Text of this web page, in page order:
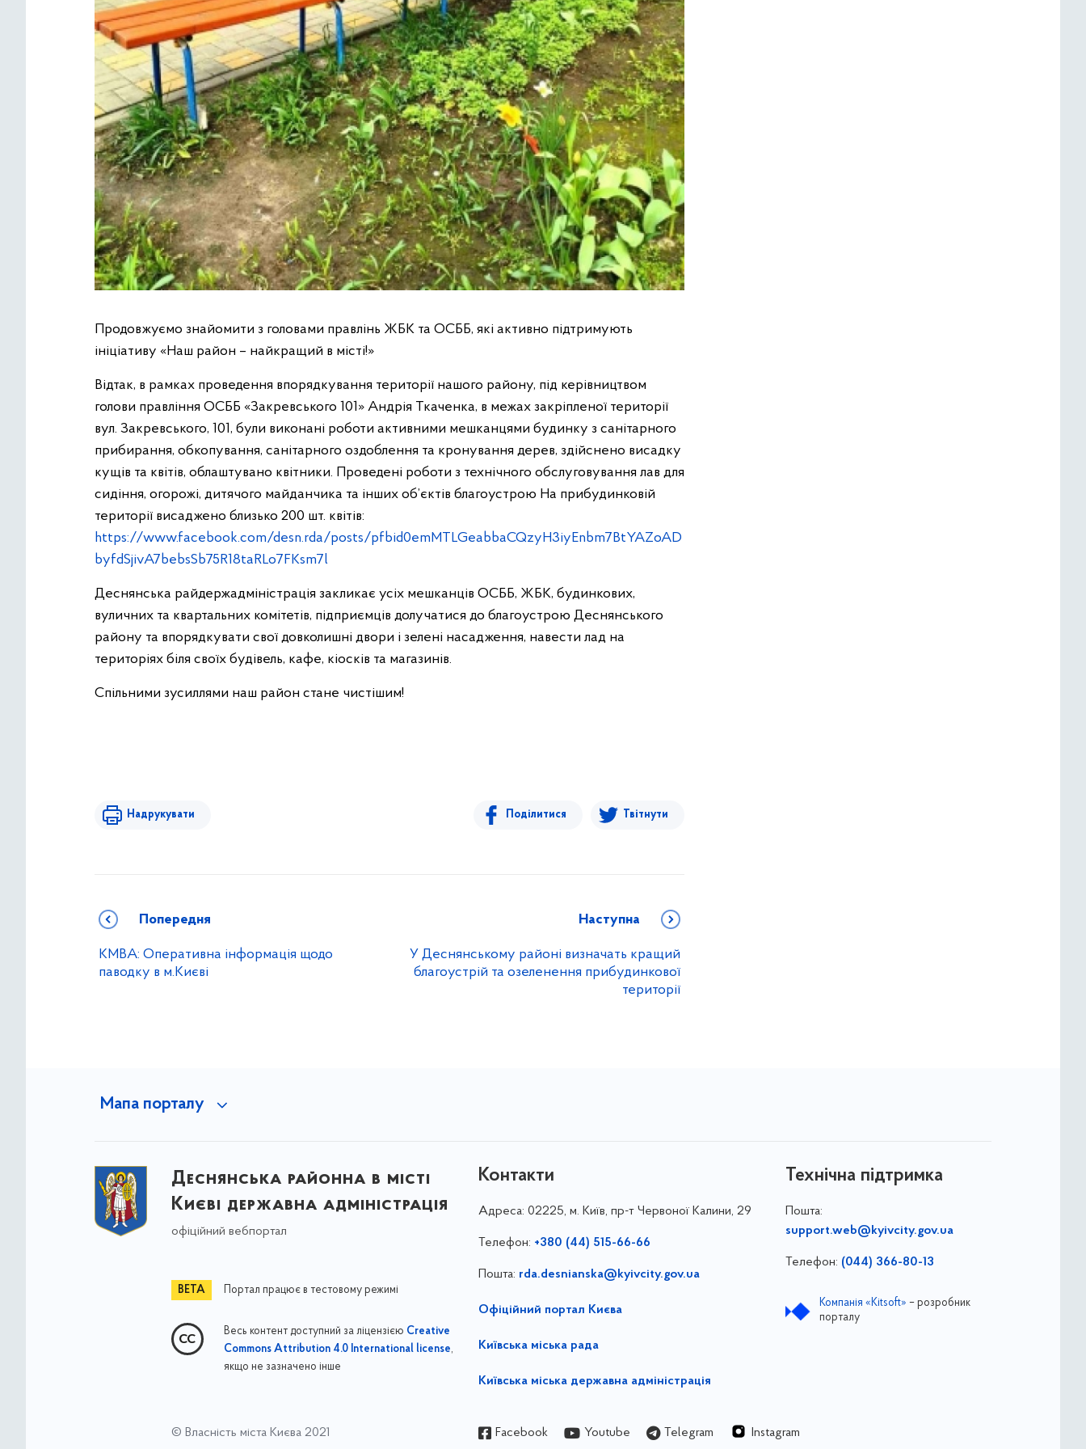
Продовжуємо знайомити з головами правлінь ЖБК та ОСББ, які активно підтримують
ініціативу «Наш район – найкращий в місті!»
Відтак, в рамках проведення впорядкування території нашого району, під керівництвом
голови правління ОСББ «Закревського 101» Андрія Ткаченка, в межах закріпленої території
вул. Закревського, 101, були виконані роботи активними мешканцями будинку з санітарного
прибирання, обкопування, санітарного оздоблення та кронування дерев, здійснено висадку
кущів та квітів, облаштувано квітники. Проведені роботи з технічного обслуговування лав для
сидіння, огорожі, дитячого майданчика та інших об’єктів благоустрою На прибудинковій
території висаджено близько 200 шт. квітів:
https://www.facebook.com/desn.rda/posts/pfbid0emMTLGeabbaCQzyH3iyEnbm7BtYAZoAD
byfdSjivA7bebsSb75R18taRLo7FKsm7l
Деснянська райдержадміністрація закликає усіх мешканців ОСББ, ЖБК, будинкових,
вуличних та квартальних комітетів, підприємців долучатися до благоустрою Деснянського
району та впорядкувати свої довколишні двори і зелені насадження, навести лад на
територіях біля своїх будівель, кафе, кіосків та магазинів.
Спільними зусиллями наш район стане чистішим!
Надрукувати Поділитися Твітнути
Попередня
КМВА: Оперативна інформація щодо
паводку в м.Києві
Наступна
У Деснянському районі визначать кращий
благоустрій та озеленення прибудинкової
території
Мапа порталу
Деснянська районна в місті
Києві державна адміністрація
офіційний вебпортал
Портал працює в тестовому режимі
Весь контент доступний за ліцензією Creative
Commons Attribution 4.0 International license,
якщо не зазначено інше
Контакти
Адреса: 02225, м. Київ, пр-т Червоної Калини, 29
Телефон: +380 (44) 515-66-66
Пошта: rda.desnianska@kyivcity.gov.ua
Офіційний портал Києва
Київська міська рада
Київська міська державна адміністрація
Технічна підтримка
Пошта:
support.web@kyivcity.gov.ua
Телефон: (044) 366-80-13
Компанія «Kitsoft» – розробник
порталу
© Власність міста Києва 2021 Facebook Youtube Telegram Instagram